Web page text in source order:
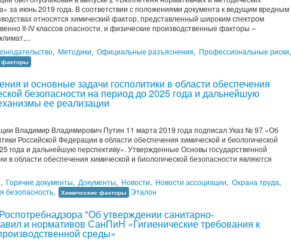
за июнь 2019 года. В соответствии с положениями документа к ведущим вредным
относятся химический фактор, представленный широким спектром
II-IV классов опасности, и физические производственные факторы –
, Методики, Официальные разъяснения, Профессиональные риски,
факторы
и основные задачи госполитики в области обеспечения
безопасности на период до 2025 года и дальнейшую
ее реализации
Владимир Владимирович Путин 11 марта 2019 года подписал Указ № 97 «Об
Российской Федерации в области обеспечения химической и биологической
года и дальнейшую перспективу». Утвержденные Основы государственной
в области обеспечения химической и биологической безопасности являются
, Горячие документы, Документы, Новости, Новости ассоциации, Охрана труда,
, Химические факторы Эталон
"Об утверждении санитарно-
и нормативов СанПиН «Гигиенические требования к
среды»